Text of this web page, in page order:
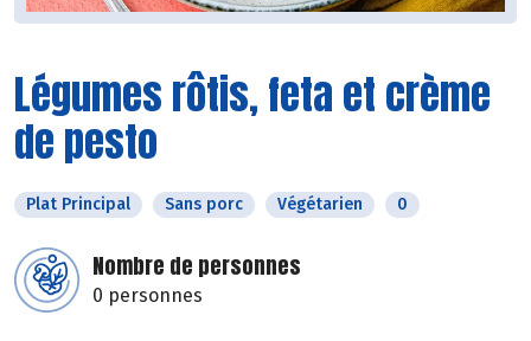
Légumes rôtis, feta et crème
de pesto
Plat Principal Sans porc Végétarien 0
Nombre de personnes
0 personnes